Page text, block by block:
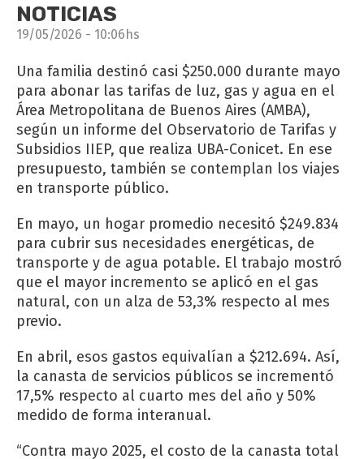
NOTICIAS
19/05/2026 - 10:06hs
Una familia destinó casi $250.000 durante mayo
para abonar las tarifas de luz, gas y agua en el
Área Metropolitana de Buenos Aires (AMBA),
según un informe del Observatorio de Tarifas y
Subsidios IIEP, que realiza UBA-Conicet. En ese
presupuesto, también se contemplan los viajes
en transporte público.
En mayo, un hogar promedio necesitó $249.834
para cubrir sus necesidades energéticas, de
transporte y de agua potable. El trabajo mostró
que el mayor incremento se aplicó en el gas
natural, con un alza de 53,3% respecto al mes
previo.
En abril, esos gastos equivalían a $212.694. Así,
la canasta de servicios públicos se incrementó
17,5% respecto al cuarto mes del año y 50%
medido de forma interanual.
“Contra mayo 2025, el costo de la canasta total